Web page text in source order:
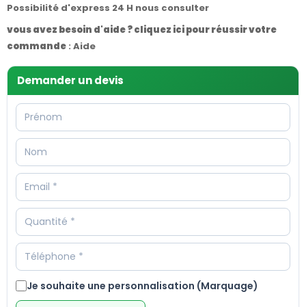
Possibilité d'express 24 H nous consulter
vous avez besoin d'aide ? cliquez ici pour réussir votre
commande : Aide
Demander un devis
Je souhaite une personnalisation (Marquage)